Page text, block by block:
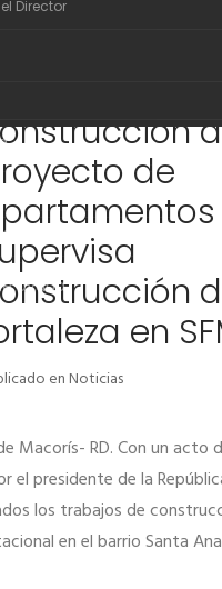
Director
ayuda
Director
ayuda
trabajos
de
en
enNoticias
Macorís- RD. Con un acto
el presidente de la
los trabajos de
en el barrio Santa